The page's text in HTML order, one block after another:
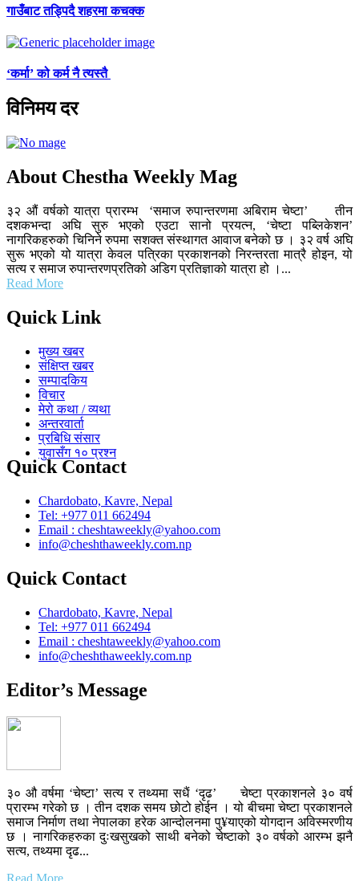
गाउँबाट तड्पिदै शहरमा कचक्क
‘कर्मा’ को कर्म नै त्यस्तै
विनिमय दर
About Chestha Weekly Mag
३२ औं वर्षको यात्रा प्रारम्भ ‘समाज रुपान्तरणमा अबिराम चेष्टा’ तीन
दशकभन्दा अघि सुरु भएको एउटा सानो प्रयत्न, ‘चेष्टा पब्लिकेशन’
नागरिकहरुको चिनिने रुपमा सशक्त संस्थागत आवाज बनेको छ । ३२ वर्ष अघि
सुरू भएको यो यात्रा केवल पत्रिका प्रकाशनको निरन्तरता मात्रै होइन, यो
सत्य र समाज रुपान्तरणप्रतिको अडिग प्रतिज्ञाको यात्रा हो ।...
Read More
Quick Link
मुख्य खबर
संक्षिप्त खबर
सम्पादकिय
विचार
मेरो कथा / व्यथा
अन्तरवार्ता
प्रबिधि संसार
युवासँग १० प्रश्न
Quick Contact
Chardobato, Kavre, Nepal
Tel: +977 011 662494
Email : cheshtaweekly@yahoo.com
info@cheshthaweekly.com.np
Quick Contact
Chardobato, Kavre, Nepal
Tel: +977 011 662494
Email : cheshtaweekly@yahoo.com
info@cheshthaweekly.com.np
Editor’s Message
३० औ वर्षमा ‘चेष्टा’ सत्य र तथ्यमा सधैं ‘दृढ’ चेष्टा प्रकाशनले ३० वर्ष
प्रारम्भ गरेको छ । तीन दशक समय छोटो होईन । यो बीचमा चेष्टा प्रकाशनले
समाज निर्माण तथा नेपालका हरेक आन्दोलनमा पु¥याएको योगदान अविस्मरणीय
छ । नागरिकहरुका दुःखसुखको साथी बनेको चेष्टाको ३० वर्षको आरम्भ झनै
सत्य, तथ्यमा दृढ...